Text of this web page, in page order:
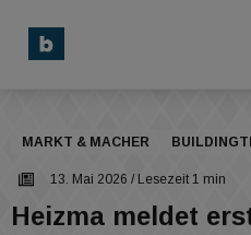
MARKT & MACHER
13. Mai 2026 / Lesezeit 1 min
Heizma meldet